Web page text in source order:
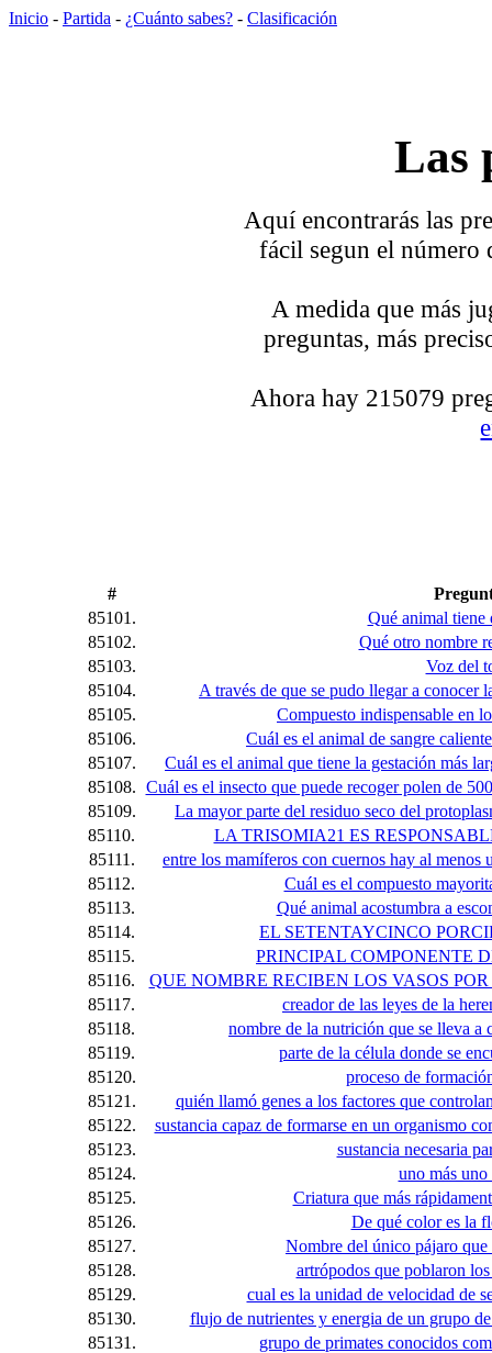
Inicio - Partida - ¿Cuánto sabes? - Clasificación
Las
Aquí encontrarás las
fácil segun el número
A medida que más
preguntas, más
Ahora hay 215079
#
85101.
Qué animal tiene
85102.
Qué otro nombre
85103.
Voz del
85104.
A través de que se pudo llegar a conocer
85105.
Compuesto indispensable en
85106.
Cuál es el animal de sangre
85107.
Cuál es el animal que tiene la gestación más
85108. Cuál es el insecto que puede recoger polen de
85109.
La mayor parte del residuo seco del
85110.
LA TRISOMIA21 ES
85111.
entre los mamíferos con cuernos hay al menos
85112.
Cuál es el compuesto
85113.
Qué animal acostumbra a
85114.
EL SETENTAYCINCO
85115.
PRINCIPAL COMPONENTE
85116.
QUE NOMBRE RECIBEN LOS VASOS
85117.
creador de las leyes de la
85118.
nombre de la nutrición que se lleva a
85119.
parte de la célula donde se
85120.
proceso de
85121.
quién llamó genes a los factores que
85122.
sustancia capaz de formarse en un organismo
85123.
sustancia necesaria
85124.
uno más uno
85125.
Criatura que más
85126.
De qué color es la
85127.
Nombre del único pájaro que
85128.
artrópodos que poblaron
85129.
cual es la unidad de velocidad de
85130.
flujo de nutrientes y energia de un grupo
85131.
grupo de primates conocidos